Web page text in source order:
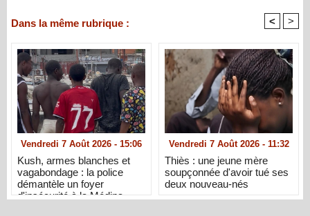
Dans la même rubrique : < >
Vendredi 7 Août 2026 - 15:06
Kush, armes blanches et
vagabondage : la police
démantèle un foyer
d'insécurité à la Médina
Vendredi 7 Août 2026 - 11:32
Thiès : une jeune mère
soupçonnée d'avoir tué ses
deux nouveau-nés